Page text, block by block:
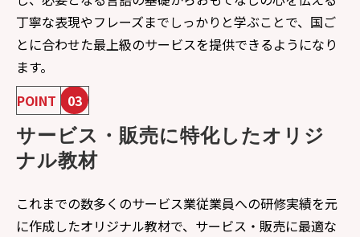
丁寧な表現やフレーズまでしっかりと学ぶことで、国ご
とに合わせた最上級のサービスを提供できるようになり
ます。
POINT
03
サービス・販売に特化したオリジ
ナル教材
これまでの数多くのサービス業従業員への研修実績を元
に作成したオリジナル教材で、サービス・販売に最適な